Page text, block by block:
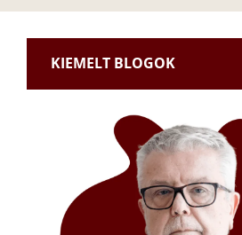
KIEMELT BLOGOK